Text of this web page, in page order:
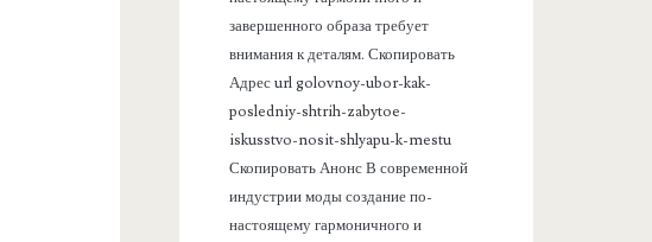
завершенного образа требует
внимания к деталям. Скопировать
Адрес url golovnoy-ubor-kak-
posledniy-shtrih-zabytoe-
iskusstvo-nosit-shlyapu-k-mestu
Скопировать Анонс В современной
индустрии моды создание по-
настоящему гармоничного и